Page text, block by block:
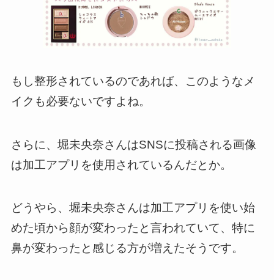
もし整形されているのであれば、このようなメ
イクも必要ないですよね。
さらに、堀未央奈さんはSNSに投稿される画像
は加工アプリを使用されているんだとか。
どうやら、堀未央奈さんは加工アプリを使い始
めた頃から顔が変わったと言われていて、特に
鼻が変わったと感じる方が増えたそうです。